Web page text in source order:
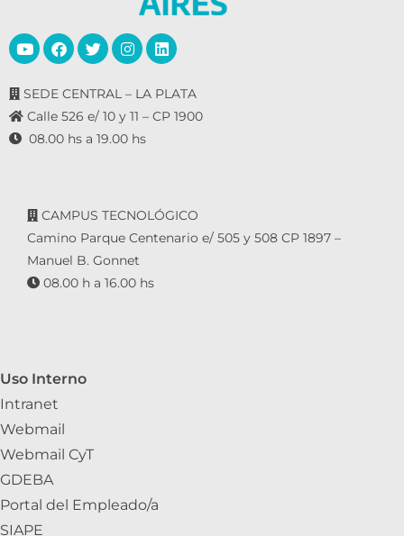
SEDE CENTRAL – LA PLATA
Calle 526 e/ 10 y 11 – CP 1900
08.00 hs a 19.00 hs
CAMPUS TECNOLÓGICO
Camino Parque Centenario e/ 505 y 508 CP 1897 –
Manuel B. Gonnet
08.00 h a 16.00 hs
Uso Interno
Intranet
Webmail
Webmail CyT
GDEBA
Portal del Empleado/a
SIAPE